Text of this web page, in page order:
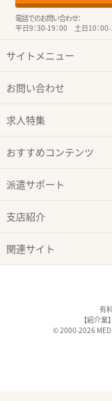
電話でのお問い合わせ：
平日9：30-19：00 土日10：00-
サイトメニュー
お問い合わせ
求人特集
おすすめコンテンツ
派遣サポート
支店紹介
関連サイト
有
【紹介
© 2000-2026